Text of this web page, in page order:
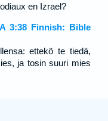
en Izrael?
3:38 Finnish: Bible
ettekö te tiedä,
ja tosin suuri mies